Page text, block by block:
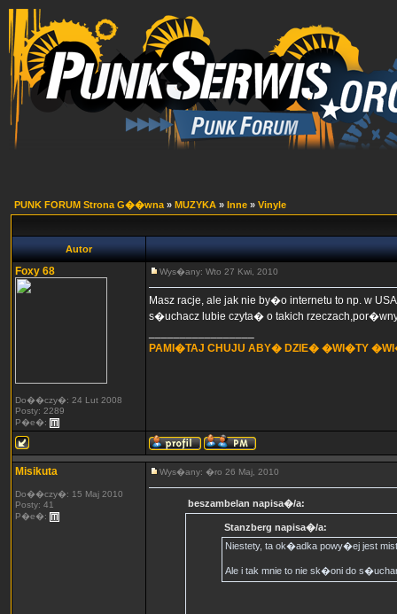
PUNK FORUM Strona G��wna » MUZYKA » Inne » Vinyle
Autor
Foxy 68
Do��czy�: 24 Lut 2008
Posty: 2289
P�e�:
Wys�any: Wto 27 Kwi, 2010
Masz racje, ale jak nie by�o internetu to np. w
s�uchacz lubie czyta� o takich
PAMI�TAJ CHUJU ABY� DZIE� �WI�TY
Misikuta
Do��czy�: 15 Maj 2010
Posty: 41
P�e�:
Wys�any: �ro 26 Maj, 2010
beszambelan napisa�/a:
Stanzberg napisa�/a:
Niestety, ta ok�adka powy�ej jest
Ale i tak mnie to nie sk�oni do